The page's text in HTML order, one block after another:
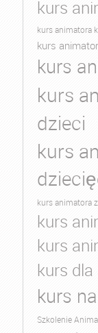
kurs
kurs animatora
kurs
kurs
kurs
dzieci
kurs
kurs animatora
kurs
kurs
kurs
kurs
Szkolenie